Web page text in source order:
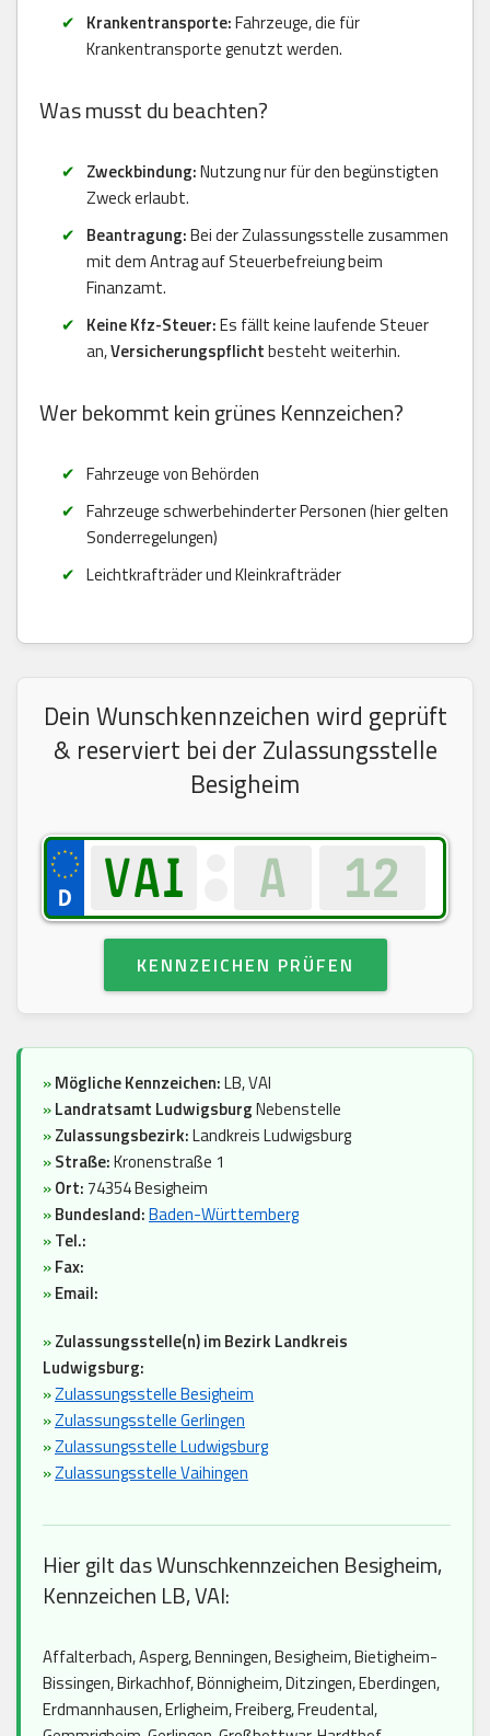
Krankentransporte:Fahrzeuge, die für
Krankentransporte genutzt werden.
Was musst du beachten?
Zweckbindung:Nutzung nur für den begünstigten
Zweck erlaubt.
Beantragung:Bei der Zulassungsstelle zusammen
mit dem Antrag auf Steuerbefreiung beim
Finanzamt.
Keine Kfz-Steuer:Es fällt keine laufende Steuer
an,Versicherungspflichtbesteht weiterhin.
Wer bekommt kein grünes Kennzeichen?
Fahrzeuge von Behörden
Fahrzeuge schwerbehinderter Personen (hier gelten
Sonderregelungen)
Leichtkrafträder und Kleinkrafträder
Dein Wunschkennzeichen wird geprüft
& reserviert bei der Zulassungsstelle
Besigheim
KENNZEICHEN PRÜFEN
»Mögliche Kennzeichen:LB, VAI
»Landratsamt LudwigsburgNebenstelle
»Zulassungsbezirk:Landkreis Ludwigsburg
»Straße:Kronenstraße 1
»Ort:74354 Besigheim
»Bundesland:Baden-Württemberg
»Tel.:
»Fax:
»Email:
»Zulassungsstelle(n) im Bezirk Landkreis
Ludwigsburg:
»Zulassungsstelle Besigheim
»Zulassungsstelle Gerlingen
»Zulassungsstelle Ludwigsburg
»Zulassungsstelle Vaihingen
Hier gilt das Wunschkennzeichen Besigheim,
Kennzeichen LB, VAI:
Affalterbach, Asperg, Benningen, Besigheim, Bietigheim-
Bissingen, Birkachhof, Bönnigheim, Ditzingen, Eberdingen,
Erdmannhausen, Erligheim, Freiberg, Freudental,